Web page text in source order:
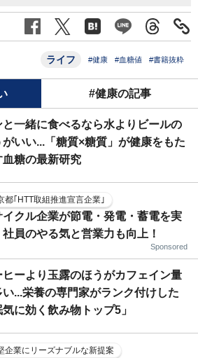
ライフ #健康 #血糖値 #書籍抜粋
#健康の記事
と一緒に食べるなら水よりビールの
がいい...「糖質×糖質」が健康をもた
血糖の最新研究
都｢HTT取組推進宣言企業｣
イクル企業が節電・発電・蓄電を実
社員のやる気と営業力も向上！
Sponsored
ヒーより玉露のほうがカフェイン量
い...栄養の専門家がランク付けした
気に効く飲み物トップ5」
企業にリーズナブルな新提案